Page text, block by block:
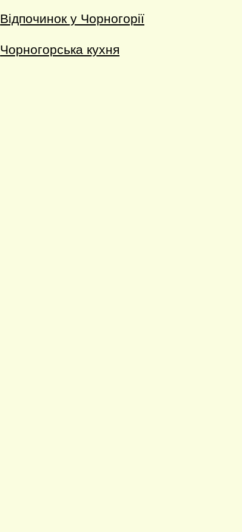
Відпочинок у Чорногорії
Чорногорська кухня